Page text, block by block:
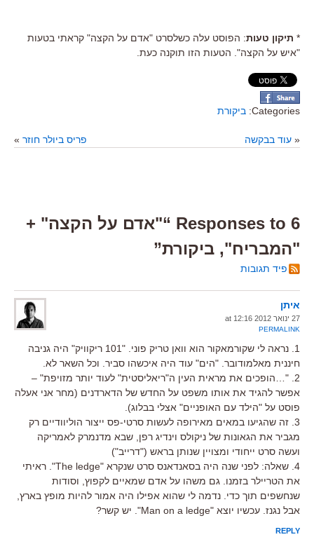
* תיקון טעות: הפוסט עלה כשלסרט "אדם על הקצה" קראתי בטעות
"איש על הקצה". הטעות הזו תוקנה כעת.
Categories: ביקורת
« עוד בבקשה פריס ביולר חוזר »
6 Responses to “"אדם על הקצה" +
"המבריח", ביקורת”
פיד תגובות
איתן
27 ינואר 2012 at 12:16
PERMALINK
1. נראה לי שקורמאקור הוא וואן טריק פוני. "101 ריקוויק" היה גניבה
חיננית מאלמודובר. "הים" עוד היה איכשהו סביר. וכל השאר לא.
2. "…הופכים את מראית העין ה"ריאליסטית" לעוד יותר מזויפת" –
אפשר להגיד את אותו משפט על החדש של הדארדנים (מחר אני אעלה
פוסט על "הילד עם האופניים" אצלי בבלוג).
3. זה שהגיעו במאים מאירופה לעשות סרטי-פס ייצור הוליוודיים רק
מגביר את הגאונות של ניקולס וינדיג רפן, שבא מדנמרק לאמריקה
ועשה סרט ייחודי ומצויין שנותן בראש ("דרייב")
4. שאלה: לפני שנה היה בסאנדאנס סרט שנקרא "The ledge". ראיתי
את הטריילר בזמנו. גם משהו על אדם שמאיים לקפוץ, וסודות
שנחשפים תוך כדי. נדמה לי שהוא אפילו היה אמור להיות מופץ בארץ,
אבל נגנז. עכשיו יוצא "Man on a ledge". יש קשר?
REPLY